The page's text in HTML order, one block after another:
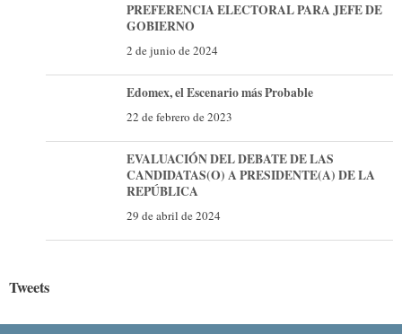
PREFERENCIA ELECTORAL PARA JEFE DE
GOBIERNO
2 de junio de 2024
Edomex, el Escenario más Probable
22 de febrero de 2023
EVALUACIÓN DEL DEBATE DE LAS
CANDIDATAS(O) A PRESIDENTE(A) DE LA
REPÚBLICA
29 de abril de 2024
Tweets